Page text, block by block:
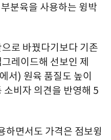
분육을 사용하는 윙박
로 바꿨다기보다 기존
레이드해 선보인 제
서) 원육 품질도 높이
비자 의견을 반영해 5
하면서도 가격은 점보윙